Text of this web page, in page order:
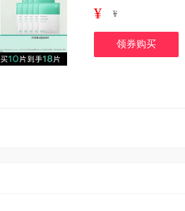
¥ ¥
领券购买